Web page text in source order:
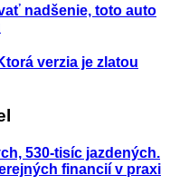
nadšenie, toto auto
verzia je zlatou
530-tisíc jazdených.
financií v praxi